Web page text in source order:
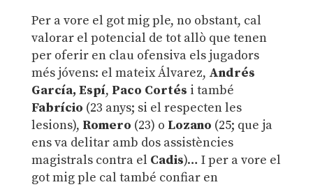
Per a vore el got mig ple, no obstant, cal
valorar el potencial de tot allò que tenen
per oferir en clau ofensiva els jugadors
més jóvens: el mateix Álvarez, Andrés
García, Espí, Paco Cortés i també
Fabrício (23 anys; si el respecten les
lesions), Romero (23) o Lozano (25; que ja
ens va delitar amb dos assistències
magistrals contra el Cadis)… I per a vore el
got mig ple cal també confiar en